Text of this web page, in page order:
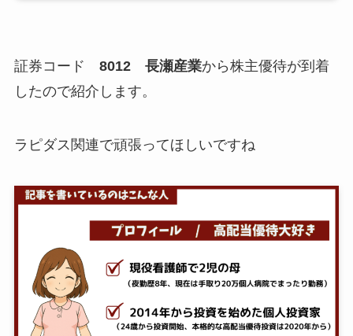
証券コード 8012 長瀬産業から株主優待が到着
したので紹介します。
ラピダス関連で頑張ってほしいですね